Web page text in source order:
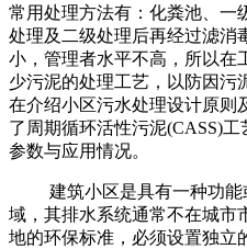
常用处理方法有：化粪池、一
处理及二级处理后再经过滤消
小，管理者水平不高，所以在
少污泥的处理工艺，以防因污
在介绍小区污水处理设计原则
了周期循环活性污泥(CASS)
参数与应用情况。
建筑小区是具有一种功
域，其排水系统通常不在城市
地的环保标准，必须设置独立